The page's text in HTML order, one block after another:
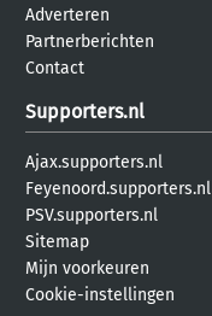
Adverteren
Partnerberichten
Contact
Supporters.nl
Ajax.supporters.nl
Feyenoord.supporters.nl
PSV.supporters.nl
Sitemap
Mijn voorkeuren
Cookie-instellingen